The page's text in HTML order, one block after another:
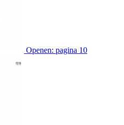
Openen: pagina 10